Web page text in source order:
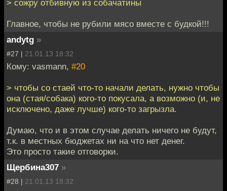
> сожру отбивную из собачатины
Главное, чтобы не рубили мясо вместе с будкой!!!
andytg »
#27 | 21.01.13 18:32
Кому: vasmann, #20
> чтобы со стаей что-то начали делать, нужно чтобы
она (стая/собака) кого-то покусала, а возможно (и, не
исключено, даже лучше) кого-то загрызла.
Думаю, что и в этом случае делать ничего не будут,
т.к. в местных бюджетах ни на что нет денег.
Это просто такие отговорки.
Щербина307 »
#28 | 21.01.13 18:32